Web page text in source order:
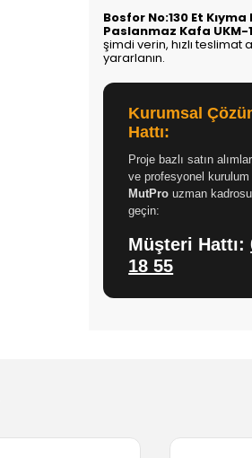
Bosfor No:130 Et
Paslanmaz Kafa UKM-
şimdi verin, hızlı teslimat
yararlanın.
Kurumsal
Hattı:
Proje bazlı satın
ve profesyonel
MutPro uzman
geçin:
Müşteri Hattı:
18 55